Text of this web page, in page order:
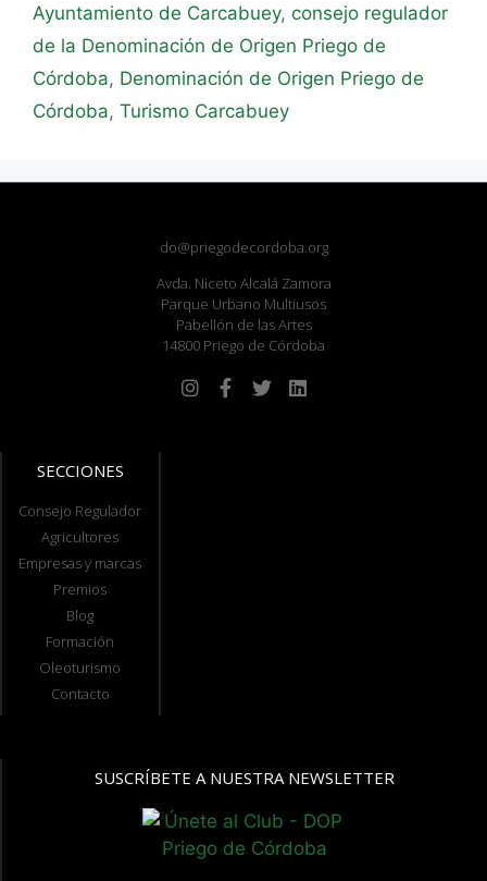
Ayuntamiento de Carcabuey, consejo regulador
de la Denominación de Origen Priego de
Córdoba, Denominación de Origen Priego de
Córdoba, Turismo Carcabuey
do@priegodecordoba.org
Avda. Niceto Alcalá Zamora
Parque Urbano Multiusos
Pabellón de las Artes
14800 Priego de Córdoba
SECCIONES
Consejo Regulador
Agricultores
Empresas y marcas
Premios
Blog
Formación
Oleoturismo
Contacto
SUSCRÍBETE A NUESTRA NEWSLETTER